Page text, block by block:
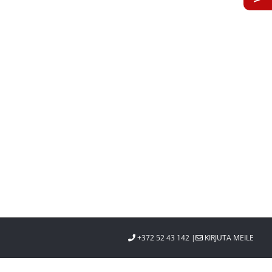
KIRJUTA MEILE
+372 52 43 142 |